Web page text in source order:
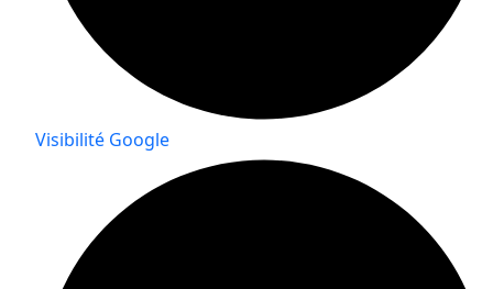
Visibilité Google